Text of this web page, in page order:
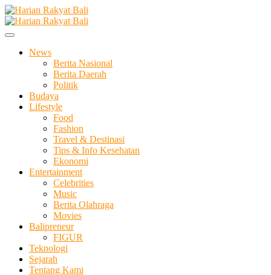
Skip
to
content
Harian Rakyat Bali
Membangun Semangat Kehidupan dan Berbangsa
News
Berita Nasional
Berita Daerah
Politik
Budaya
Lifestyle
Food
Fashion
Travel & Destinasi
Tips & Info Kesehatan
Ekonomi
Entertainment
Celebrities
Music
Berita Olahraga
Movies
Balipreneur
FIGUR
Teknologi
Sejarah
Tentang Kami